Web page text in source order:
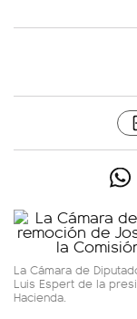
La Cámara de
Luis Espert de la
Hacienda.